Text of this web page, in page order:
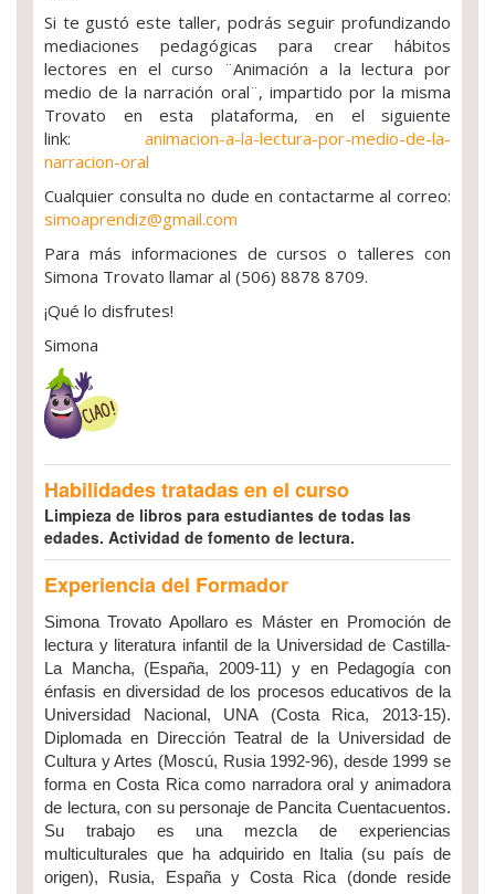
Si te gustó este taller, podrás seguir profundizando
mediaciones pedagógicas para crear hábitos
lectores en el curso ¨Animación a la lectura por
medio de la narración oral¨, impartido por la misma
Trovato en esta plataforma, en el siguiente
link: animacion-a-la-lectura-por-medio-de-la-
narracion-oral
Cualquier consulta no dude en contactarme al correo:
simoaprendiz@gmail.com
Para más informaciones de cursos o talleres con
Simona Trovato llamar al (506) 8878 8709.
¡Qué lo disfrutes!
Simona
Habilidades tratadas en el curso
Limpieza de libros para estudiantes de todas las
edades. Actividad de fomento de lectura.
Experiencia del Formador
Simona Trovato Apollaro es Máster en Promoción de
lectura y literatura infantil de la Universidad de Castilla-
La Mancha, (España, 2009-11) y en Pedagogía con
énfasis en diversidad de los procesos educativos de la
Universidad Nacional, UNA (Costa Rica, 2013-15).
Diplomada en Dirección Teatral de la Universidad de
Cultura y Artes (Moscú, Rusia 1992-96), desde 1999 se
forma en Costa Rica como narradora oral y animadora
de lectura, con su personaje de Pancita Cuentacuentos.
Su trabajo es una mezcla de experiencias
multiculturales que ha adquirido en Italia (su país de
origen), Rusia, España y Costa Rica (donde reside